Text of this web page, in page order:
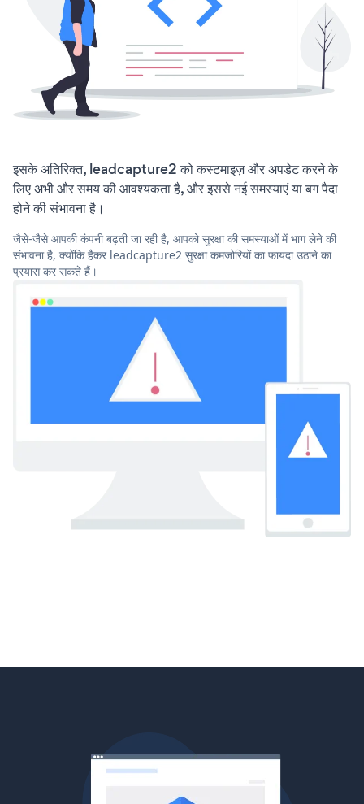
इसके अतिरिक्त, leadcapture2 को कस्टमाइज़ और अपडेट करने के
लिए अभी और समय की आवश्यकता है, और इससे नई समस्याएं या बग पैदा
होने की संभावना है।
जैसे-जैसे आपकी कंपनी बढ़ती जा रही है, आपको सुरक्षा की समस्याओं में भाग लेने की
संभावना है, क्योंकि हैकर leadcapture2 सुरक्षा कमजोरियों का फायदा उठाने का
प्रयास कर सकते हैं।